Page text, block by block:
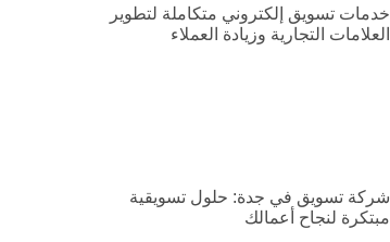
خدمات تسويق إلكتروني متكاملة لتطوير
العلامات التجارية وزيادة العملاء
شركة تسويق في جدة: حلول تسويقية
مبتكرة لنجاح أعمالك